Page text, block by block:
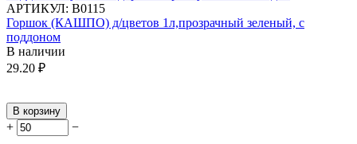
АРТИКУЛ: В0115
Горшок (КАШПО) д/цветов 1л,прозрачный зеленый, с
поддоном
В наличии
29.20 ₽
В корзину
+ −